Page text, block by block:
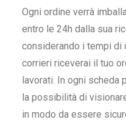
Ogni ordine verrà
entro le 24h dalla sua
considerando i tempi di
corrieri riceverai il tuo
lavorati. In ogni scheda
la possibilità di
in modo da essere